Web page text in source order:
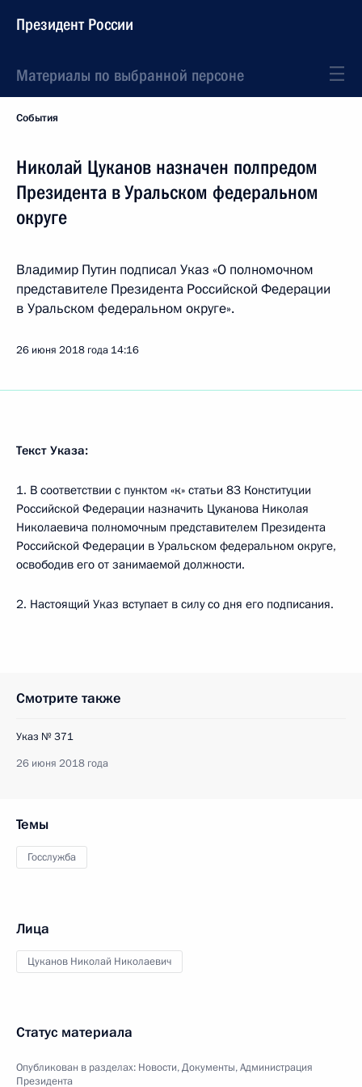
Президент России
Материалы по выбранной персоне
События
Николай Цуканов назначен полпредом
Президента в Уральском федеральном
округе
Владимир Путин подписал Указ «О полномочном
представителе Президента Российской Федерации
в Уральском федеральном округе».
26 июня 2018 года 14:16
Текст Указа:
1. В соответствии с пунктом «к» статьи 83 Конституции
Российской Федерации назначить Цуканова Николая
Николаевича полномочным представителем Президента
Российской Федерации в Уральском федеральном округе,
освободив его от занимаемой должности.
2. Настоящий Указ вступает в силу со дня его подписания.
Смотрите также
Указ № 371
26 июня 2018 года
Темы
Госслужба
Лица
Цуканов Николай Николаевич
Статус материала
Опубликован в разделах: Новости,Документы,Администрация
Президента